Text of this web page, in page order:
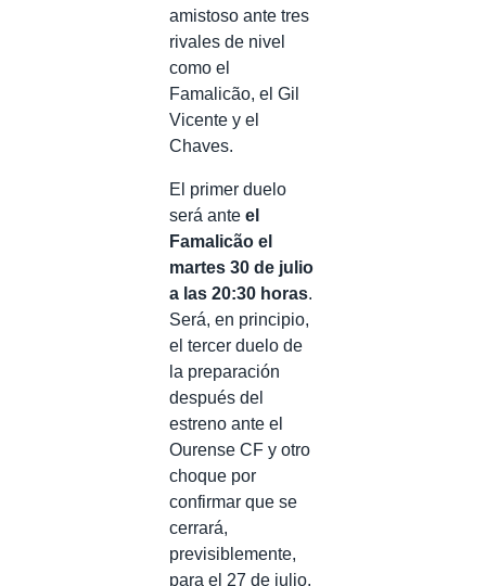
amistoso ante tres
rivales de nivel
como el
Famalicão, el Gil
Vicente y el
Chaves.
El primer duelo
será ante el
Famalicão el
martes 30 de julio
a las 20:30 horas.
Será, en principio,
el tercer duelo de
la preparación
después del
estreno ante el
Ourense CF y otro
choque por
confirmar que se
cerrará,
previsiblemente,
para el 27 de julio.